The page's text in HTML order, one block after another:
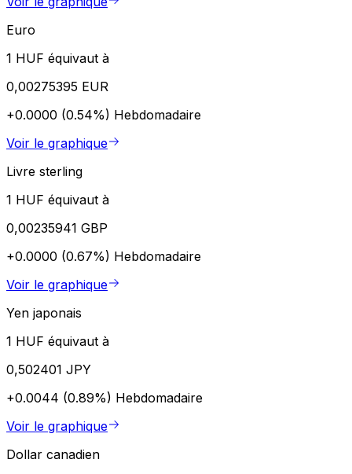
Euro
1 HUF équivaut à
0,00275395 EUR
+0.0000 (0.54%) Hebdomadaire
Voir le graphique
Livre sterling
1 HUF équivaut à
0,00235941 GBP
+0.0000 (0.67%) Hebdomadaire
Voir le graphique
Yen japonais
1 HUF équivaut à
0,502401 JPY
+0.0044 (0.89%) Hebdomadaire
Voir le graphique
Dollar canadien